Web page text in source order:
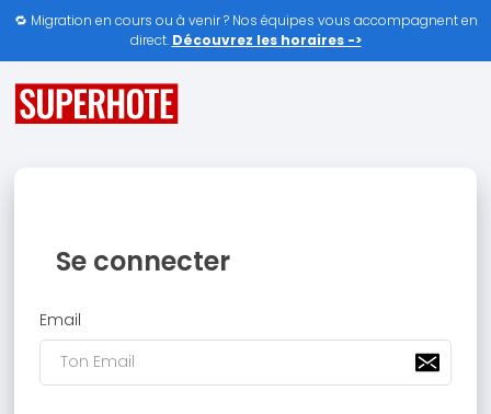
🔁 Migration en cours ou à venir ? Nos équipes vous accompagnent en
direct. Découvrez les horaires ->
Se connecter
Email